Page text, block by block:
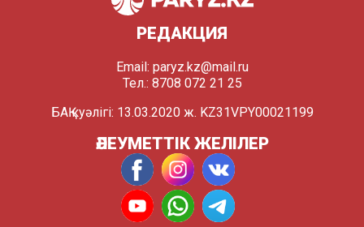
РЕДАКЦИЯ
Email: paryz.kz@mail.ru
Тел.: 8708 072 21 25
БАҚ куәлігі: 13.03.2020 ж. KZ31VPY00021199
ӘЛЕУМЕТТІК ЖЕЛІЛЕР